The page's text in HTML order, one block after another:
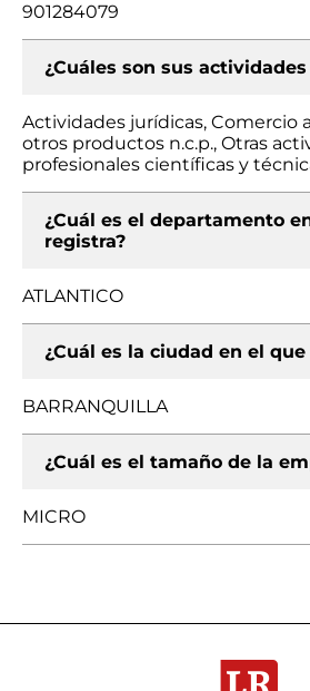
901284079
¿Cuáles son sus
Actividades jurídicas, Comercio
otros productos n.c.p., Otras
profesionales científicas y
¿Cuál es el departamento
registra?
ATLANTICO
¿Cuál es la ciudad en el
BARRANQUILLA
¿Cuál es el tamaño de la
MICRO